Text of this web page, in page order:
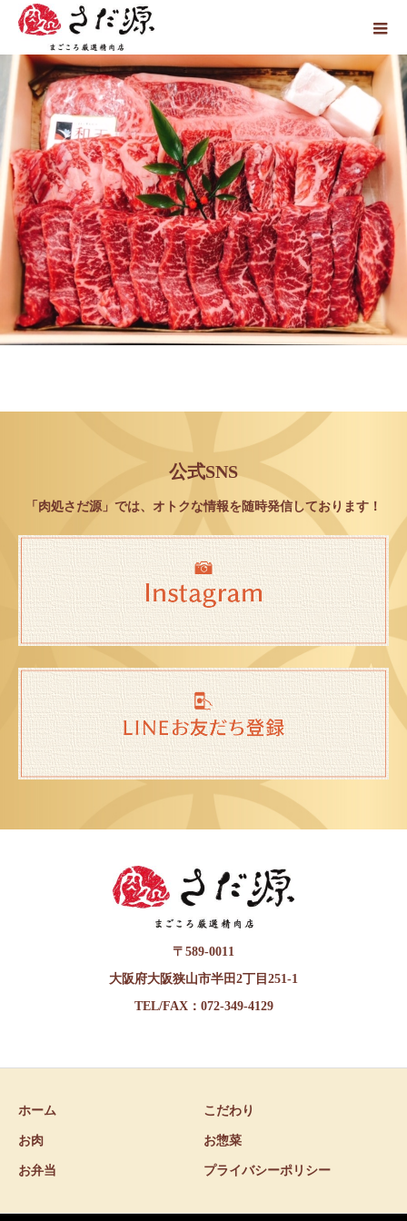
公式SNS
「肉処さだ源」では、オトクな情報を随時発信しております！
〒589-0011
大阪府大阪狭山市半田2丁目251-1
TEL/FAX：072-349-4129
ホーム こだわり
お肉 お惣菜
お弁当 プライバシーポリシー